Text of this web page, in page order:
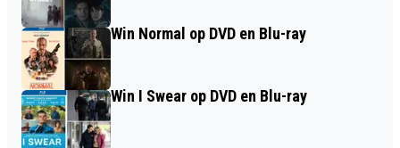
Win Normal op DVD en Blu-ray
Win I Swear op DVD en Blu-ray